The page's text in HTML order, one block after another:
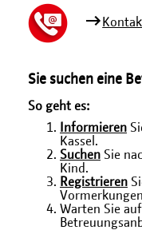
Sie suchen eine
So geht es:
Informieren
Kassel.
Suchen Sie
Kind.
Registrieren
Warten Sie